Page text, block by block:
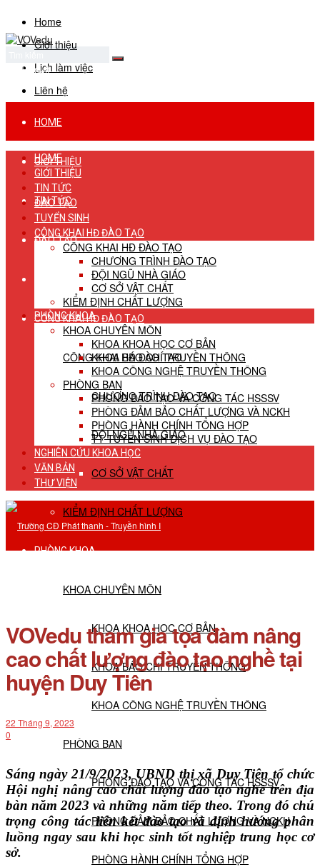
Home
Giới thiệu
Lịch làm việc
Liên hệ
No Result
View All Result
HOME
GIỚI THIỆU
TIN TỨC
ĐÀO TẠO
TUYỂN SINH
CÔNG KHAI HĐ ĐÀO TẠO
CÔNG KHAI HĐ ĐÀO TẠO
CHƯƠNG TRÌNH ĐÀO TẠO
ĐỘI NGŨ NHÀ GIÁO
CƠ SỞ VẬT CHẤT
KIỂM ĐỊNH CHẤT LƯỢNG
PHÒNG KHOA
KHOA CHUYÊN MÔN
KHOA KHOA HỌC CƠ BẢN
KHOA BÁO CHÍ TRUYỀN THÔNG
KHOA CÔNG NGHỆ TRUYỀN THÔNG
PHÒNG BAN
PHÒNG ĐÀO TẠO VÀ CÔNG TÁC HSSSV
PHÒNG ĐẢM BẢO CHẤT LƯỢNG VÀ NCKH
PHÒNG HÀNH CHÍNH TỔNG HỢP
HOME
GIỚI THIỆU
TIN TỨC
ĐÀO TẠO
TUYỂN SINH
CÔNG KHAI HĐ ĐÀO TẠO
CÔNG KHAI HĐ ĐÀO TẠO
CHƯƠNG TRÌNH ĐÀO TẠO
ĐỘI NGŨ NHÀ GIÁO
CƠ SỞ VẬT CHẤT
KIỂM ĐỊNH CHẤT LƯỢNG
PHÒNG KHOA
KHOA CHUYÊN MÔN
KHOA KHOA HỌC CƠ BẢN
KHOA BÁO CHÍ TRUYỀN THÔNG
KHOA CÔNG NGHỆ TRUYỀN THÔNG
PHÒNG BAN
PHÒNG ĐÀO TẠO VÀ CÔNG TÁC HSSSV
PHÒNG ĐẢM BẢO CHẤT LƯỢNG VÀ NCKH
PHÒNG HÀNH CHÍNH TỔNG HỢP
TT TUYỂN SINH DỊCH VỤ ĐÀO TẠO
NGHIÊN CỨU KHOA HỌC
VĂN BẢN
THƯ VIỆN
VOVedu tham gia tọa đàm nâng
cao chất lượng đào tạo nghề tại
huyện Duy Tiên
22 Tháng 9, 2023
0
Sáng ngày 21/9/2023, UBND thị xã Duy Tiên tổ chức
Hội nghị nâng cao chất lượng đào tạo nghề trên địa
bàn năm 2023 và những năm tiếp theo. Trong đó chú
trọng công tác liên kết đào tạo và định hướng phân
luồng ngay sau khi học sinh tốt nghiệp trung học cơ
sở.